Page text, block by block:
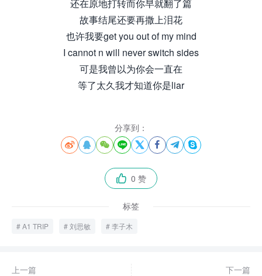
还在原地打转而你早就翻了篇
故事结尾还要再撒上泪花
也许我要get you out of my mind
I cannot n will never switch sides
可是我曾以为你会一直在
等了太久我才知道你是liar
分享到：
       
 0 赞
标签
A1 TRIP 刘思敏 李子木
上一篇
下一篇